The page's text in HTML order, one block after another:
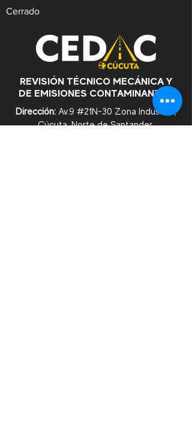
Cerrado
REVISIÓN TÉCNICO MECÁNICA Y
DE EMISIONES CONTAMINANTES
Dirección: Av.9 #21N-30 Zona Industrial,
Cúcuta. Norte de Santander.